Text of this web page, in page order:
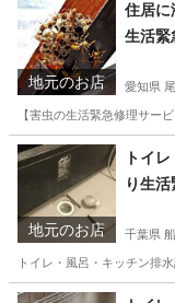
地元のお店
住居に
生活緊
愛知県
【害虫の生活緊急修理サー
愛知 一宮市 尾張
尾張一宮駅 蜂の巣駆除
地元のお店
トイ
り生
千葉県
トイレ・風呂・キッチン排
千葉 船橋市 船橋駅